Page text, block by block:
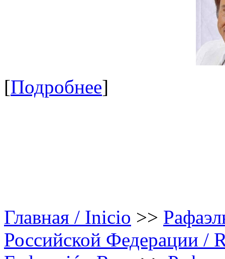
[Подробнее]
Главная / Inicio >>
Российской Федерации /